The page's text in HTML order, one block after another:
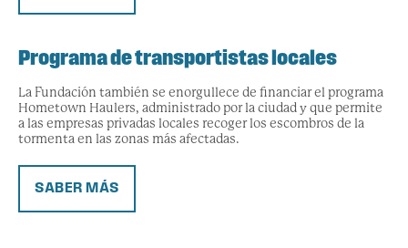
Programa de transportistas locales
La Fundación también se enorgullece de financiar el programa
Hometown Haulers, administrado por la ciudad y que permite
a las empresas privadas locales recoger los escombros de la
tormenta en las zonas más afectadas.
SABER MÁS